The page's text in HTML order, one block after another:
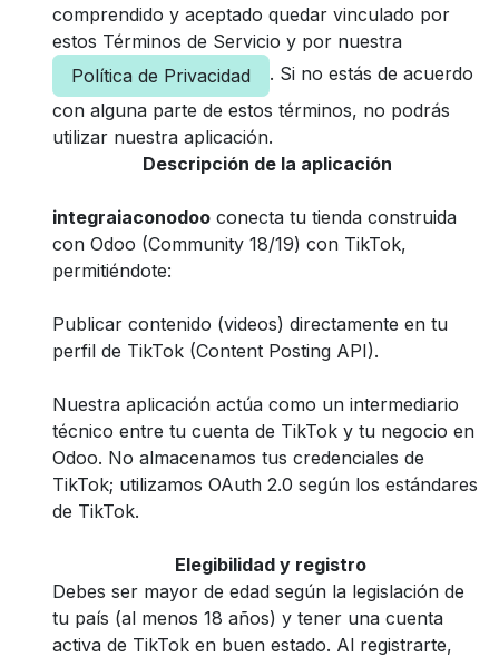
comprendido y aceptado quedar vinculado por
estos Términos de Servicio y por nuestra
Política de Privacidad
. Si no estás de acuerdo
con alguna parte de estos términos, no podrás
utilizar nuestra aplicación.
Descripción de la aplicación
integraiaconodoo conecta tu tienda construida
con Odoo (Community 18/19) con TikTok,
permitiéndote:
Publicar contenido (videos) directamente en tu
perfil de TikTok (Content Posting API).
Nuestra aplicación actúa como un intermediario
técnico entre tu cuenta de TikTok y tu negocio en
Odoo. No almacenamos tus credenciales de
TikTok; utilizamos OAuth 2.0 según los estándares
de TikTok.
Elegibilidad y registro
Debes ser mayor de edad según la legislación de
tu país (al menos 18 años) y tener una cuenta
activa de TikTok en buen estado. Al registrarte,